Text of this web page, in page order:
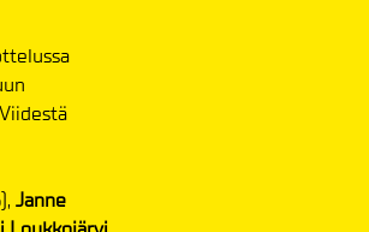
Janne